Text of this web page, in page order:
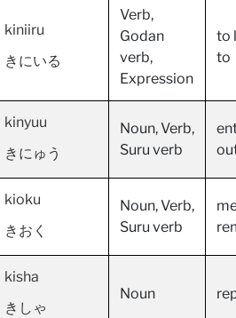
kiniiru
きにいる
Verb,
Godan
verb,
Expression
to
to
kinyuu
きにゅう
Noun, Verb,
Suru verb
kioku
きおく
Noun, Verb,
Suru verb
kisha
きしゃ
Noun